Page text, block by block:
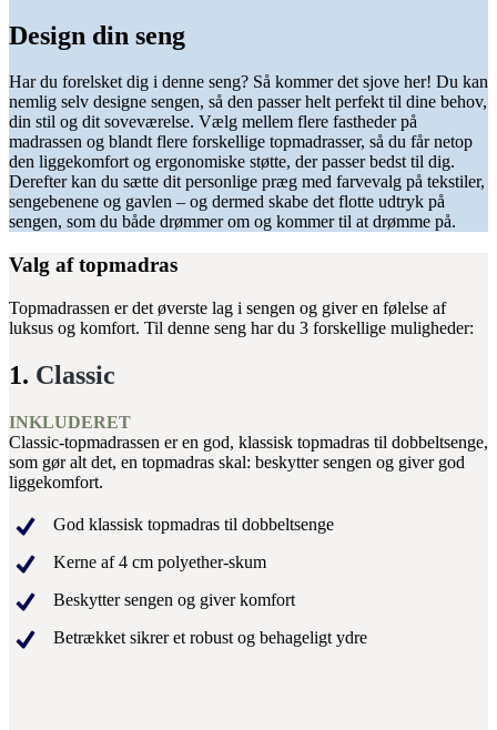
Design din seng
Har du forelsket dig i denne seng? Så kommer det sjove her! Du kan
nemlig selv designe sengen, så den passer helt perfekt til dine behov,
din stil og dit soveværelse. Vælg mellem flere fastheder på
madrassen og blandt flere forskellige topmadrasser, så du får netop
den liggekomfort og ergonomiske støtte, der passer bedst til dig.
Derefter kan du sætte dit personlige præg med farvevalg på tekstiler,
sengebenene og gavlen – og dermed skabe det flotte udtryk på
sengen, som du både drømmer om og kommer til at drømme på.
Valg af topmadras
Topmadrassen er det øverste lag i sengen og giver en følelse af
luksus og komfort. Til denne seng har du 3 forskellige muligheder:
1. Classic
INKLUDERET
Classic-topmadrassen er en god, klassisk topmadras til dobbeltsenge,
som gør alt det, en topmadras skal: beskytter sengen og giver god
liggekomfort.
God klassisk topmadras til dobbeltsenge
Kerne af 4 cm polyether-skum
Beskytter sengen og giver komfort
Betrækket sikrer et robust og behageligt ydre